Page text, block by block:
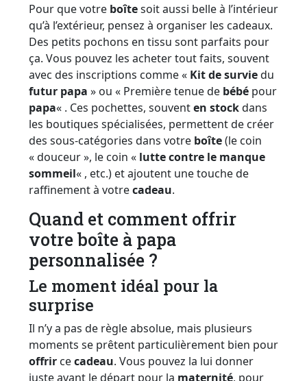
Pour que votre boîtesoit aussi belle à l’intérieur
qu’à l’extérieur, pensez à organiser les cadeaux.
Des petits pochons en tissu sont parfaits pour
ça. Vous pouvez les acheter tout faits, souvent
avec des inscriptions comme « Kit de surviedu
futur papa » ou « Première tenue de bébé pour
papa« . Ces pochettes, souventen stockdans
les boutiques spécialisées, permettent de créer
des sous-catégories dans votre boîte(le coin
« douceur », le coin « lutte contre le manque
sommeil« , etc.) et ajoutent une touche de
raffinement à votrecadeau.
Quand et comment offrir
votre boîte à papa
personnalisée ?
Le moment idéal pour la
surprise
Il n’y a pas de règle absolue, mais plusieurs
moments se prêtent particulièrement bien pour
offrir cecadeau. Vous pouvez la lui donner
juste avant le départ pour la maternité, pour